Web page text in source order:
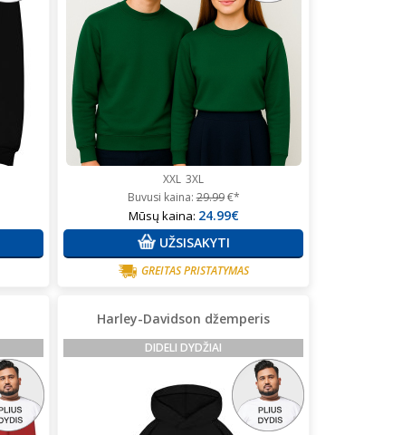
XXL 3XL
Buvusi kaina:29.99€*
Mūsų kaina: 24.99€
UŽSISAKYTI
GREITAS PRISTATYMAS
Harley-Davidson džemperis
DIDELI DYDŽIAI